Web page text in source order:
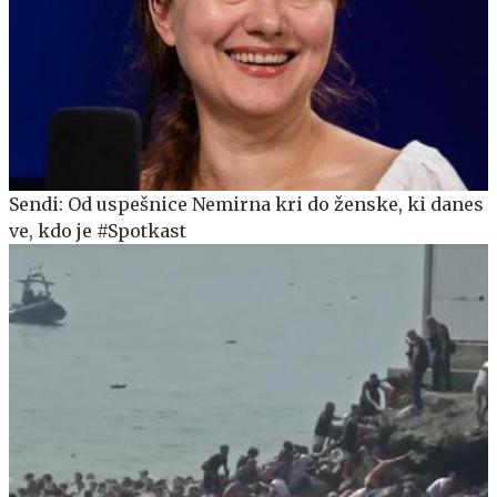
Sendi: Od uspešnice Nemirna kri do ženske, ki danes
ve, kdo je #Spotkast